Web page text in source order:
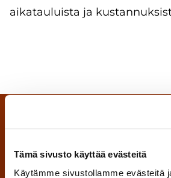
Tämä sivusto käyttää evästeitä
Käytämme sivustollamme evästeitä
aikatauluista ja
kokemuksella